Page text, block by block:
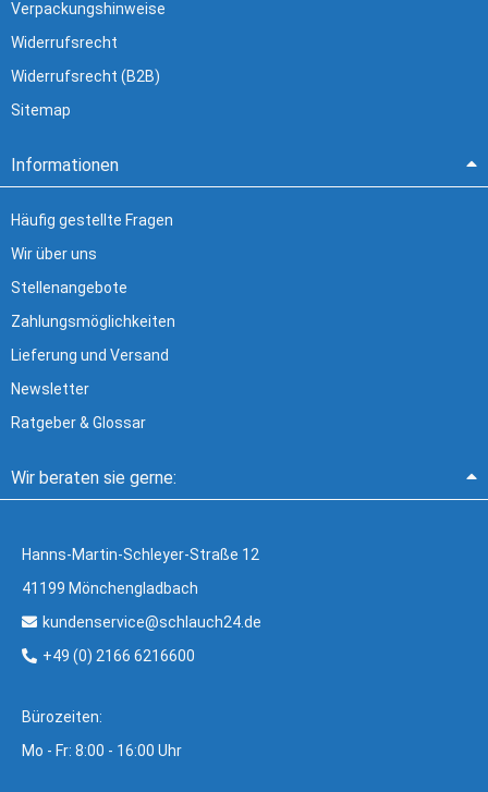
Verpackungshinweise
Widerrufsrecht
Widerrufsrecht (B2B)
Sitemap
Informationen
Häufig gestellte Fragen
Wir über uns
Stellenangebote
Zahlungsmöglichkeiten
Lieferung und Versand
Newsletter
Ratgeber & Glossar
Wir beraten sie gerne:
Hanns-Martin-Schleyer-Straße 12
41199 Mönchengladbach
kundenservice@schlauch24.de
+49 (0) 2166 6216600
Bürozeiten:
Mo - Fr: 8:00 - 16:00 Uhr